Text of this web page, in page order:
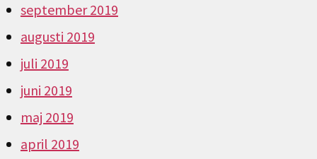
september 2019
augusti 2019
juli 2019
juni 2019
maj 2019
april 2019